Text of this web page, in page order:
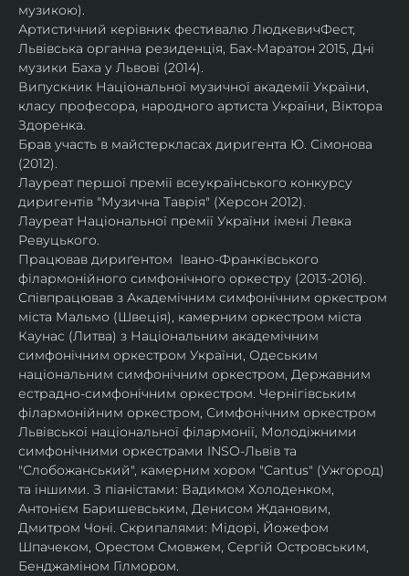
музикою).
Артистичний керівник фестивалю ЛюдкевичФест,
Львівська органна резиденція, Бах-Маратон 2015, Дні
музики Баха у Львові (2014).
Випускник Національної музичної академії України,
класу професора, народного артиста України, Віктора
Здоренка.
Брав участь в майстеркласах диригента Ю. Сімонова
(2012).
Лауреат першої премії всеукраїнського конкурсу
диригентів "Музична Таврія" (Херсон 2012).
Лауреат Національної премії України імені Левка
Ревуцького.
Працював дириґентом  Івано-Франківського
філармонійного симфонічного оркестру (2013-2016).
Співпрацював з Академічним симфонічним оркестром
міста Мальмо (Швеція), камерним оркестром міста
Каунас (Литва) з Національним академічним
симфонічним оркестром України, Одеським
національним симфонічним оркестром, Державним
естрадно-симфонічним оркестром. Чернігівським
філармонійним оркестром, Симфонічним оркестром
Львівської національної філармонії, Молодіжними
симфонічними оркестрами INSO-Львів та
"Слобожанський", камерним хором "Cantus" (Ужгород)
та іншими. З піаністами: Вадимом Холоденком,
Антонієм Баришевським, Денисом Ждановим,
Дмитром Чоні. Скрипалями: Мідорі, Йожефом
Шпачеком, Орестом Смовжем, Сергій Островським,
Бенджаміном Гілмором.